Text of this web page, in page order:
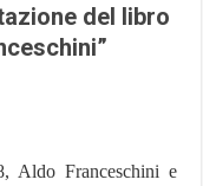
del libro
Aldo Franceschini e